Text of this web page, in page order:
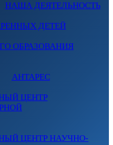
НАША ДЕЯТЕЛЬНОСТЬ
ДЕТЕЙ
ОБРАЗОВАНИЯ
АНТАРЕС
ЦЕНТР
ЦЕНТР НАУЧНО-